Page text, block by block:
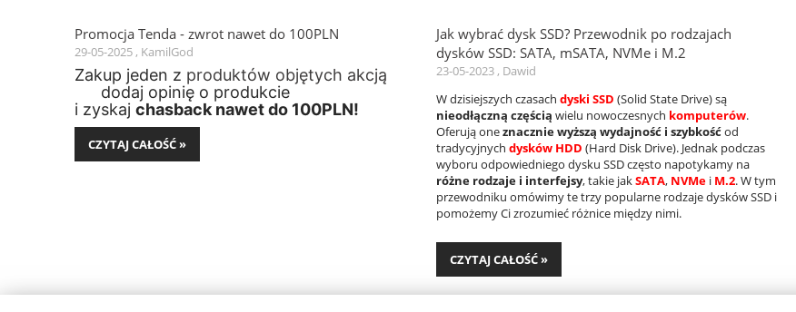
Promocja Tenda - zwrot nawet do 100PLN
29-05-2025 , KamilGod
Zakup jeden z produktów objętych akcją
dodaj opinię o produkcie
i zyskaj chasback nawet do 100PLN!
CZYTAJ CAŁOŚĆ »
Jak wybrać dysk SSD? Przewodnik po rodzajach
dysków SSD: SATA, mSATA, NVMe i M.2
23-05-2023 , Dawid
W dzisiejszych czasach dyski SSD (Solid State Drive) są
nieodłączną częścią wielu nowoczesnych komputerów.
Oferują oneznacznie wyższą wydajność i szybkośćod
tradycyjnych dysków HDD (Hard Disk Drive). Jednak podczas
wyboru odpowiedniego dysku SSD często napotykamy na
różne rodzaje i interfejsy, takie jakSATA, NVMe i M.2. W tym
przewodniku omówimy te trzy popularne rodzaje dysków SSD i
pomożemy Ci zrozumieć różnice między nimi.
CZYTAJ CAŁOŚĆ »